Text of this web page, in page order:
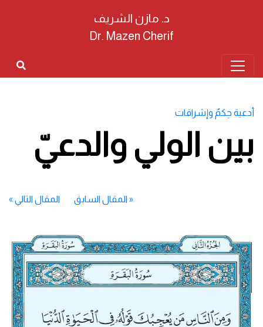
د. مازن الشريف
Dr. Mazen Cherif
أدعية حِكمٌ وإشراقات
بين الولي والدعيّ
«المقال السابق المقال التالي »